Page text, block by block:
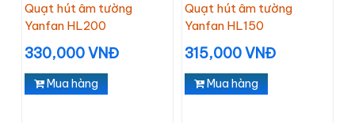
Quạt hút âm tường
Yanfan HL200
330,000 VNĐ
Mua hàng
Quạt hút âm tường
Yanfan HL150
315,000 VNĐ
Mua hàng